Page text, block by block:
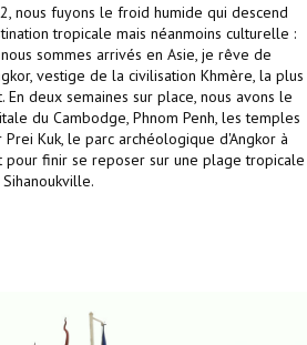
nous fuyons le froid humide qui descend
tropicale mais néanmoins culturelle :
sommes arrivés en Asie, je rêve de
vestige de la civilisation Khmère, la plus
En deux semaines sur place, nous avons le
du Cambodge, Phnom Penh, les temples
Kuk, le parc archéologique d'Angkor à
pour finir se reposer sur une plage tropicale